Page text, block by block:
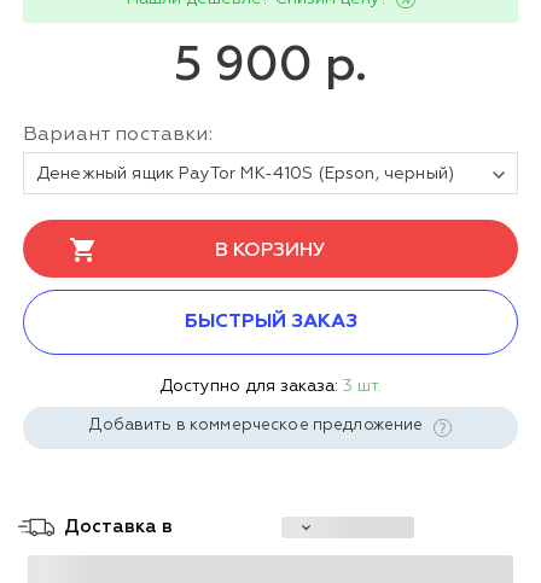
5 900 р.
Вариант поставки:
Денежный ящик PayTor MK-410S (Epson, черный)
В КОРЗИНУ
БЫСТРЫЙ ЗАКАЗ
Доступно для заказа: 3 шт.
Добавить в коммерческое предложение
Доставка в